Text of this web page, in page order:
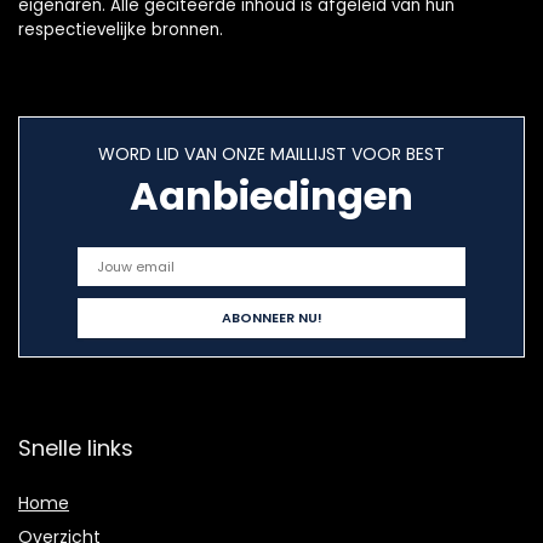
eigenaren. Alle geciteerde inhoud is afgeleid van hun
respectievelijke bronnen.
WORD LID VAN ONZE MAILLIJST VOOR BEST
Aanbiedingen
Snelle links
Home
Overzicht